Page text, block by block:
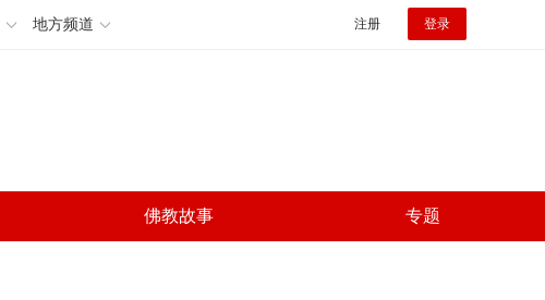
地方频道 注册 登录
佛教故事 专题